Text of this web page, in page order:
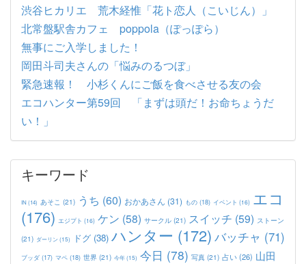
渋谷ヒカリエ 荒木経惟「花ト恋人（こいじん）」
北常盤駅舎カフェ poppola（ぽっぽら）
無事にご入学しました！
岡田斗司夫さんの「悩みのるつぼ」
緊急速報！ 小杉くんにご飯を食べさせる友の会
エコハンター第59回 「まずは頭だ！お命ちょうだ
い！」
キーワード
IN(14) あそこ (21) うち (60) おかあさん (31) もの (18) イベント (16) エコ
(176) エジプト (16) ケン (58) サークル (21) スイッチ (59) ストーン
(21) ダーリン(15) ドグ (38) ハンター (172) バッチャ (71)
ブッダ (17) マペ (18) 世界 (21) 今年(15) 今日 (78) 写真 (21) 占い(26) 山田